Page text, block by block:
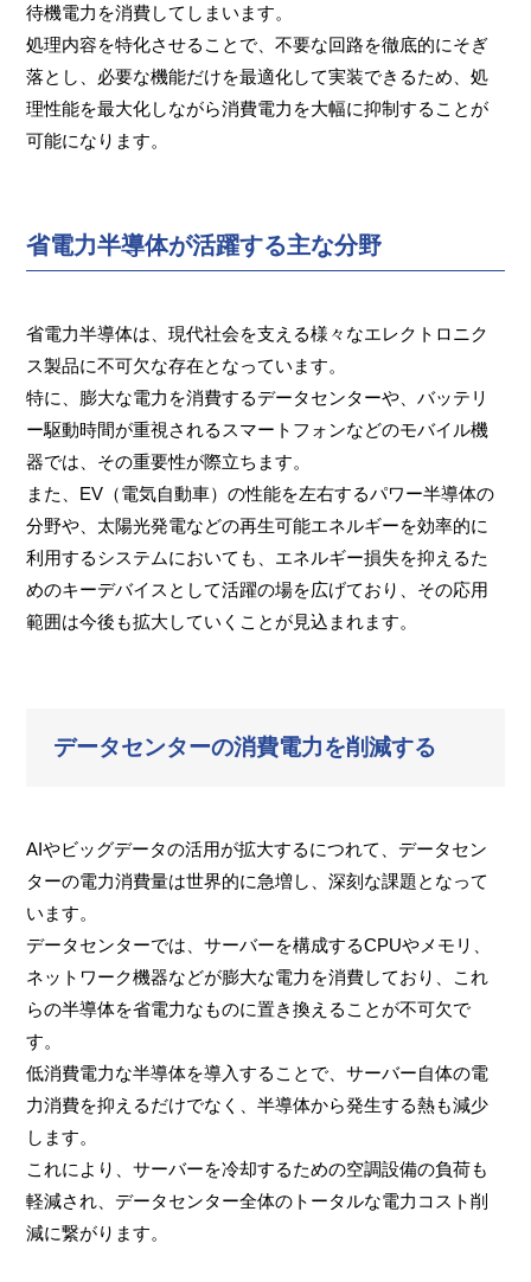
待機電力を消費してしまいます。
処理内容を特化させることで、不要な回路を徹底的にそぎ
落とし、必要な機能だけを最適化して実装できるため、処
理性能を最大化しながら消費電力を大幅に抑制することが
可能になります。
省電力半導体が活躍する主な分野
省電力半導体は、現代社会を支える様々なエレクトロニク
ス製品に不可欠な存在となっています。
特に、膨大な電力を消費するデータセンターや、バッテリ
ー駆動時間が重視されるスマートフォンなどのモバイル機
器では、その重要性が際立ちます。
また、EV（電気自動車）の性能を左右するパワー半導体の
分野や、太陽光発電などの再生可能エネルギーを効率的に
利用するシステムにおいても、エネルギー損失を抑えるた
めのキーデバイスとして活躍の場を広げており、その応用
範囲は今後も拡大していくことが見込まれます。
データセンターの消費電力を削減する
AIやビッグデータの活用が拡大するにつれて、データセン
ターの電力消費量は世界的に急増し、深刻な課題となって
います。
データセンターでは、サーバーを構成するCPUやメモリ、
ネットワーク機器などが膨大な電力を消費しており、これ
らの半導体を省電力なものに置き換えることが不可欠で
す。
低消費電力な半導体を導入することで、サーバー自体の電
力消費を抑えるだけでなく、半導体から発生する熱も減少
します。
これにより、サーバーを冷却するための空調設備の負荷も
軽減され、データセンター全体のトータルな電力コスト削
減に繋がります。